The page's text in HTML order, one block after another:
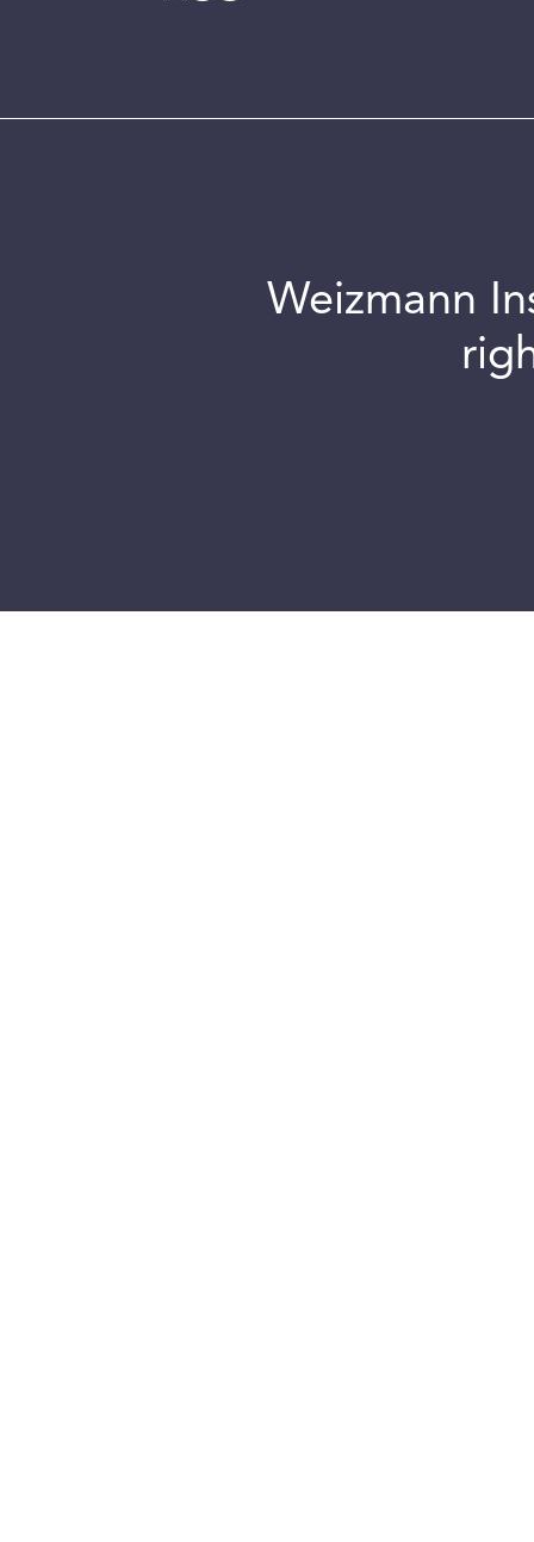
Weizmann